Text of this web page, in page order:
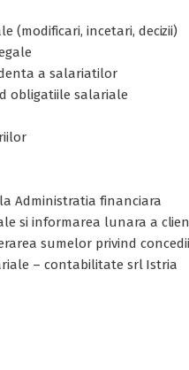
(modificari, incetari, decizii)
a salariatilor
obligatiile salariale
Administratia financiara
si informarea lunara a
sumelor privind
– contabilitate srl Istria